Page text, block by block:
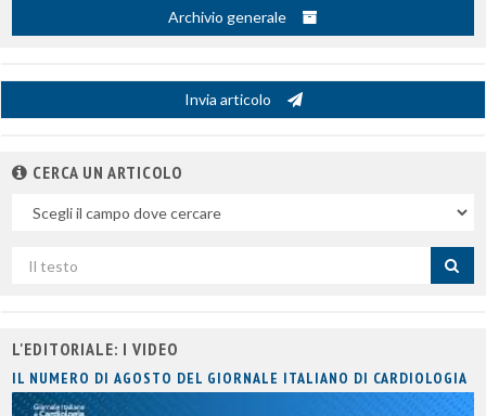
Archivio generale
Invia articolo
CERCA UN ARTICOLO
campo
per
L'EDITORIALE: I VIDEO
IL NUMERO DI AGOSTO DEL GIORNALE ITALIANO DI CARDIOLOGIA